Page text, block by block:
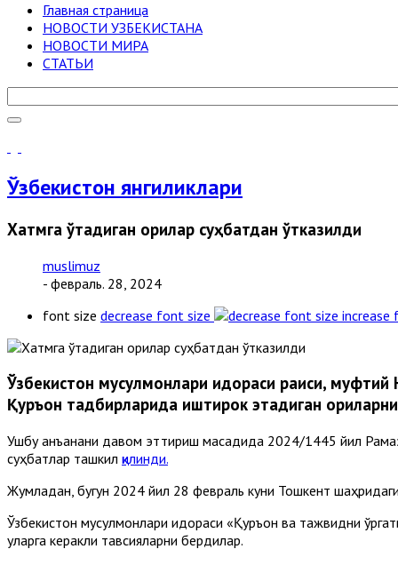
Главная страница
НОВОСТИ УЗБЕКИСТАНА
НОВОСТИ МИРА
СТАТЬИ
Ўзбекистон янгиликлари
Хатмга ўтадиган қорилар суҳбатдан ўтказилди
muslimuz
- февраль. 28, 2024
font size decrease font size increase
Ўзбекистон мусулмонлари идораси раиси,
Қуръон тадбирларида иштирок этадиган
Ушбу анъанани давом эттириш мақсадида 2024/1445 йил
суҳбатлар ташкил қилинди.
Жумладан, бугун 2024 йил 28 февраль куни Тошкент
Ўзбекистон мусулмонлари идораси «Қуръон ва тажвидни
уларга керакли тавсияларни бердилар.